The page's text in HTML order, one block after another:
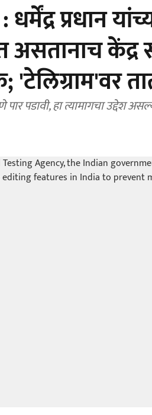
प्रधान
असतानाच
'टेलिग्राम'वर
पडावी, हा त्यामागचा उद्देश